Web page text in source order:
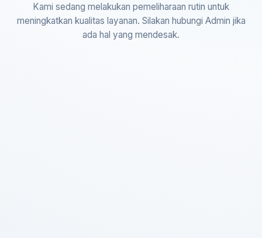
Kami sedang melakukan pemeliharaan rutin untuk
meningkatkan kualitas layanan. Silakan hubungi Admin jika
ada hal yang mendesak.